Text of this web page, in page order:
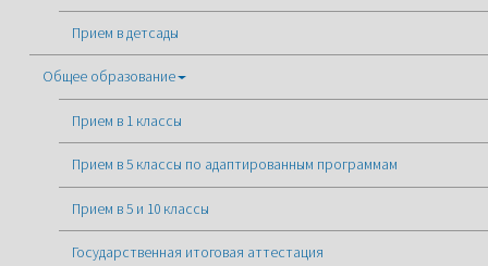
Прием в детсады
Общее образование
Прием в 1 классы
Прием в 5 классы по адаптированным программам
Прием в 5 и 10 классы
Государственная итоговая аттестация